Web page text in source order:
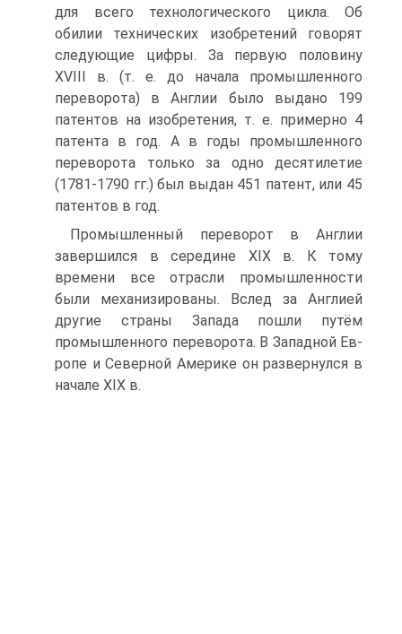
для всего технологического цикла. Об
обилии технических изобретений говорят
следующие цифры. За первую полови­ну
XVIII в. (т. е. до начала промышленного
переворота) в Англии было выдано 199
патентов на изобретения, т. е. примерно 4
патента в год. А в годы промыш­ленного
переворота только за одно десятилетие
(1781-1790 гг.) был выдан 451 патент, или 45
патентов в год.
Промышленный переворот в Англии
завершился в середине XIX в. К тому
времени все отрасли промышленности
были механизированы. Вслед за Англией
другие страны Запада пошли путём
промышленного переворота. В Западной Ев­
ропе и Северной Америке он развернулся в
начале XIX в.